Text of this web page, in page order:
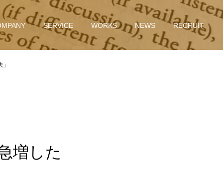
SERVICE WORKS NEWS RECRUIT
増した